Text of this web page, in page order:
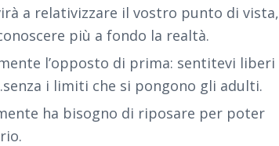
a relativizzare il vostro punto di vista,
più a fondo la realtà.
l’opposto di prima: sentitevi liberi
i limiti che si pongono gli adulti.
ha bisogno di riposare per poter